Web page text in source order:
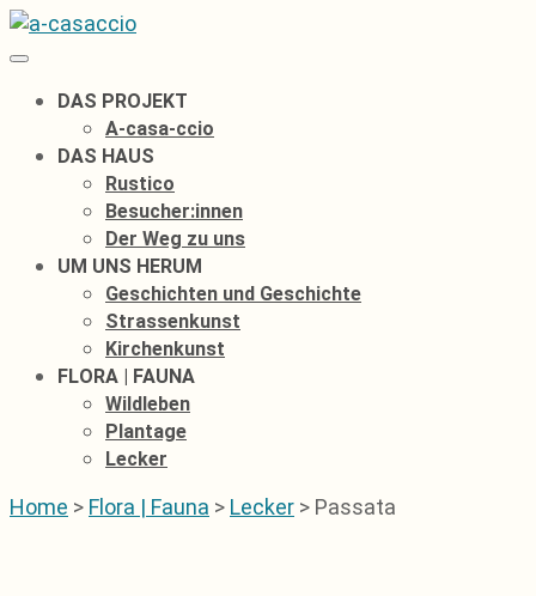
Zum
Inhalt
DAS PROJEKT
A-casa-ccio
DAS HAUS
Rustico
Besucher:innen
Der Weg zu uns
UM UNS HERUM
Geschichten und Geschichte
Strassenkunst
Kirchenkunst
FLORA | FAUNA
Wildleben
Plantage
Lecker
Home > Flora | Fauna > Lecker > Passata